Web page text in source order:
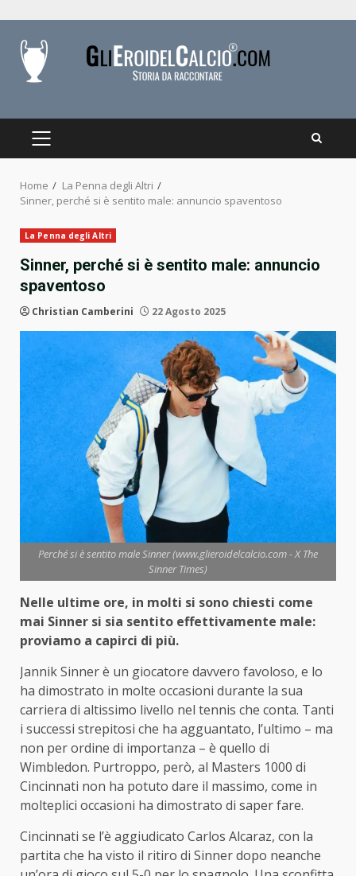
content
PRIMARY
Home
La Penna degli Altri
Sinner, perché si è sentito male: annuncio spaventoso
La Penna degli Altri
Sinner, perché si è sentito male: annuncio
spaventoso
Christian Camberini 22 Agosto 2025
Perché si è sentito male Sinner (www.glieroidelcalcio.com - X The
Sinner Times)
Nelle ultime ore, in molti si sono chiesti come
mai Sinner si sia sentito effettivamente male:
proviamo a capirci di più.
Jannik Sinner è un giocatore davvero favoloso, e lo
ha dimostrato in molte occasioni durante la sua
carriera di altissimo livello nel tennis che conta. Tanti
i successi strepitosi che ha agguantato, l’ultimo – ma
non per ordine di importanza – è quello di
Wimbledon. Purtroppo, però, al Masters 1000 di
Cincinnati non ha potuto dare il massimo, come in
molteplici occasioni ha dimostrato di saper fare.
Cincinnati se l’è aggiudicato Carlos Alcaraz, con la
partita che ha visto il ritiro di Sinner dopo neanche